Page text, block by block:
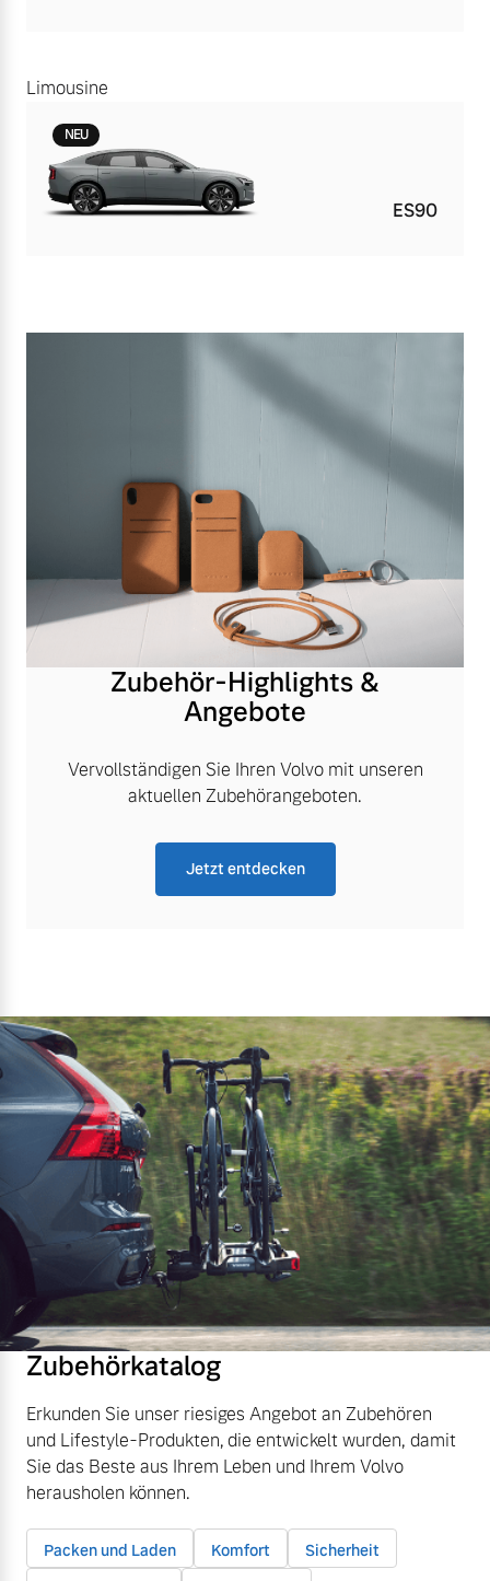
Limousine
NEU
ES90
Zubehör-Highlights &
Angebote
Vervollständigen Sie Ihren Volvo mit unseren
aktuellen Zubehörangeboten.
Jetzt entdecken
Zubehörkatalog
Erkunden Sie unser riesiges Angebot an Zubehören
und Lifestyle-Produkten, die entwickelt wurden, damit
Sie das Beste aus Ihrem Leben und Ihrem Volvo
herausholen können.
Packen und Laden Komfort
Sicherheit